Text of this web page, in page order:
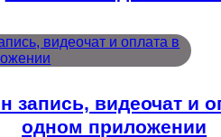
запись, видеочат и
одном приложении